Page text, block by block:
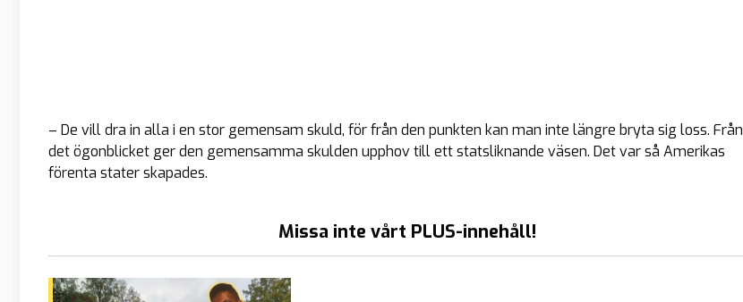
– De vill dra in alla i en stor gemensam skuld, för från den punkten kan man inte längre bryta sig loss. Från
det ögonblicket ger den gemensamma skulden upphov till ett statsliknande väsen. Det var så Amerikas
förenta stater skapades.
Missa inte vårt PLUS-innehåll!